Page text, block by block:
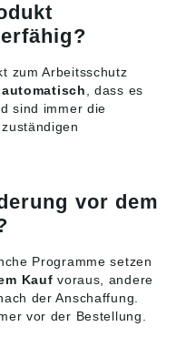
zum Arbeitsschutz
, dass es
sind immer die
vor dem
Programme setzen
Kauf voraus, andere
der Anschaffung.
vor der Bestellung.